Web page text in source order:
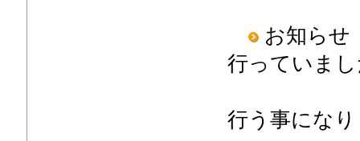
お知ら
行っていま
行う事にな